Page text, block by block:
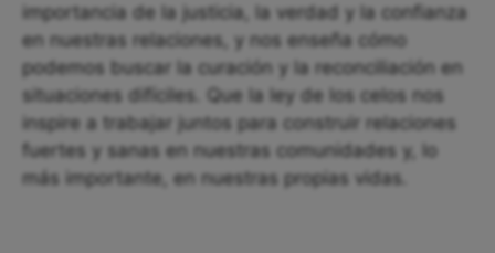
importancia de la justicia, la verdad y la confianza
en nuestras relaciones, y nos enseña cómo
podemos buscar la curación y la reconciliación en
situaciones difíciles. Que la ley de los celos nos
inspire a trabajar juntos para construir relaciones
fuertes y sanas en nuestras comunidades y, lo
más importante, en nuestras propias vidas.